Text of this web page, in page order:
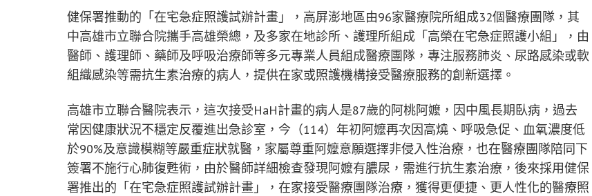
健保署推動的「在宅急症照護試辦計畫」，高屏澎地區由96家醫療院所組成32個醫療團隊，其
中高雄市立聯合院攜手高雄榮總，及多家在地診所、護理所組成「高榮在宅急症照護小組」，由
醫師、護理師、藥師及呼吸治療師等多元專業人員組成醫療團隊，專注服務肺炎、尿路感染或軟
組織感染等需抗生素治療的病人，提供在家或照護機構接受醫療服務的創新選擇。
高雄市立聯合醫院表示，這次接受HaH計畫的病人是87歲的阿桃阿嬤，因中風長期臥病，過去
常因健康狀況不穩定反覆進出急診室，今（114）年初阿嬤再次因高燒、呼吸急促、血氧濃度低
於90%及意識模糊等嚴重症狀就醫，家屬尊重阿嬤意願選擇非侵入性治療，也在醫療團隊陪同下
簽署不施行心肺復甦術，由於醫師詳細檢查發現阿嬤有膿尿，需進行抗生素治療，後來採用健保
署推出的「在宅急症照護試辦計畫」，在家接受醫療團隊治療，獲得更便捷、更人性化的醫療照